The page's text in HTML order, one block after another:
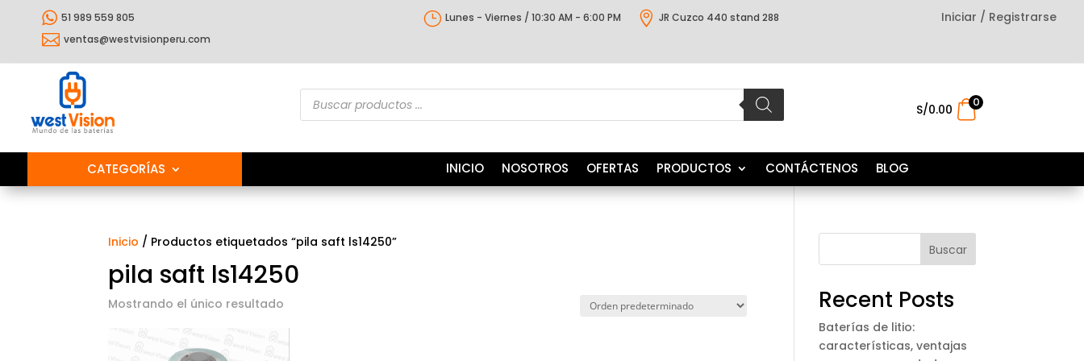
 51 989 559 805
 ventas@westvisionperu.com
} Lunes - Viernes / 10:30 AM - 6:00 PM  JR Cuzco 440 stand 288 Iniciar / Registrarse
Búsqueda
de
productos S/0.00 0
CATEGORÍAS INICIO NOSOTROS OFERTAS PRODUCTOS CONTÁCTENOS BLOG
Inicio / Productos etiquetados “pila saft ls14250”
pila saft ls14250
Mostrando el único resultado
Buscar
Recent Posts
Baterías de litio:
características, ventajas